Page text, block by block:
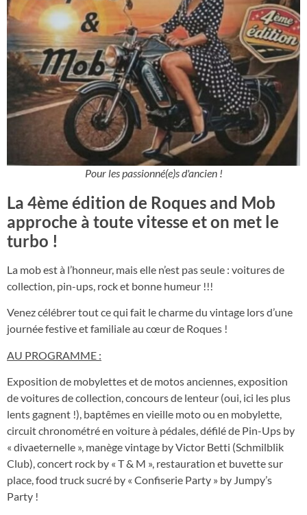
Pour les passionné(e)s d'ancien !
La 4ème édition de Roques and Mob
approche à toute vitesse et on met le
turbo !
La mob est à l’honneur, mais elle n’est pas seule : voitures de
collection, pin-ups, rock et bonne humeur !!!
Venez célébrer tout ce qui fait le charme du vintage lors d’une
journée festive et familiale au cœur de Roques !
AU PROGRAMME :
Exposition de mobylettes et de motos anciennes, exposition
de voitures de collection, concours de lenteur (oui, ici les plus
lents gagnent !), baptêmes en vieille moto ou en mobylette,
circuit chronométré en voiture à pédales, défilé de Pin-Ups by
« divaeternelle », manège vintage by Victor Betti (Schmilblik
Club), concert rock by « T & M », restauration et buvette sur
place, food truck sucré by « Confiserie Party » by Jumpy’s
Party !